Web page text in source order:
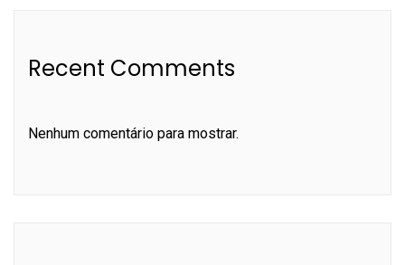
Recent Comments
Nenhum comentário para mostrar.